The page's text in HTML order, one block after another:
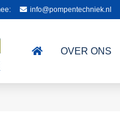
info@pompentechniek.nl
OVER ONS